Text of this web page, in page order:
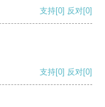
支持[0] 反对[0]
支持[0] 反对[0]